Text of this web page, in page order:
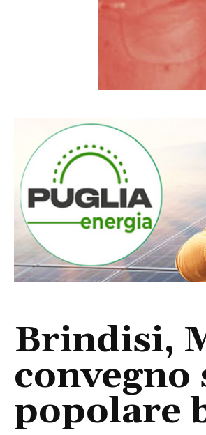
Brindisi,
convegno
popolare